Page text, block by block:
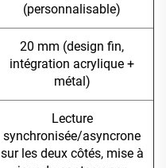
(personnalisable)
20 mm (design fin,
intégration acrylique +
métal)
Lecture
synchronisée/asyncrone
sur les deux côtés, mise à